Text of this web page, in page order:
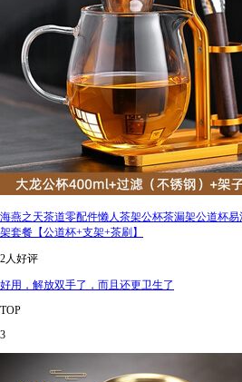
海燕之天茶道零配件懒人茶架公杯茶漏架公道杯
架套餐【公道杯+支架+茶刷】
2人好评
好用，解放双手了，而且还更卫生了
TOP
3